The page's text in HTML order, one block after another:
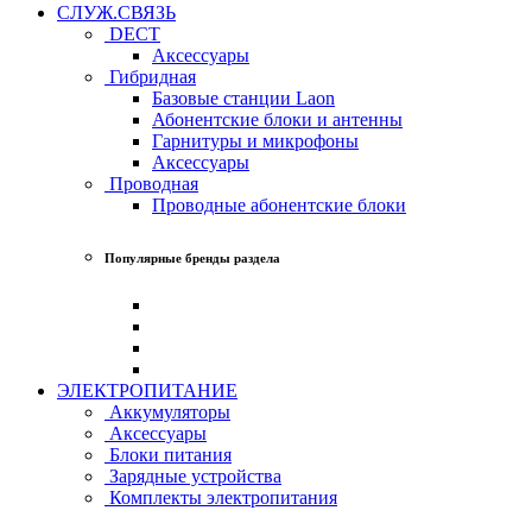
СЛУЖ.СВЯЗЬ
DECT
Аксессуары
Гибридная
Базовые станции Laon
Абонентские блоки и антенны
Гарнитуры и микрофоны
Аксессуары
Проводная
Проводные абонентские блоки
Популярные бренды раздела
ЭЛЕКТРОПИТАНИЕ
Аккумуляторы
Аксессуары
Блоки питания
Зарядные устройства
Комплекты электропитания